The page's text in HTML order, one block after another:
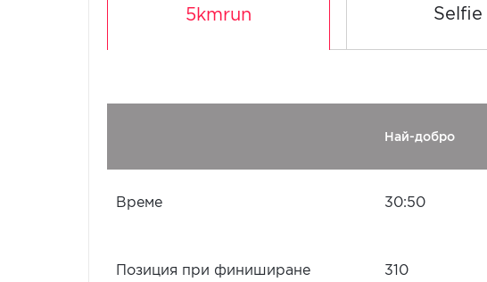
5kmrun Selfie
Най-добро
Време 30:50
Позиция при финиширане 310